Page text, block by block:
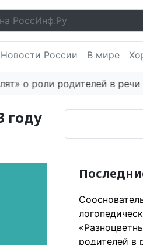
Новости России В мире
роли родителей в речи
году
родителей в